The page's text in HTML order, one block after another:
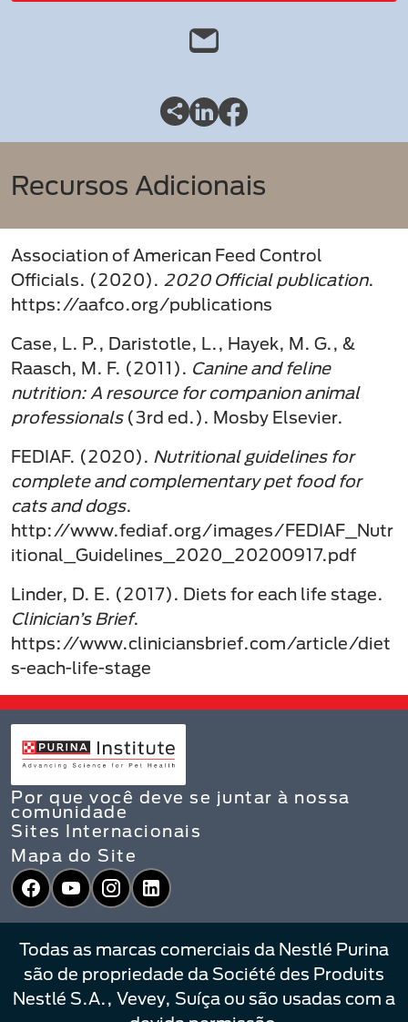
Recursos Adicionais
Association of American Feed Control
Officials. (2020). 2020 Official publication.
https://aafco.org/publications
Case, L. P., Daristotle, L., Hayek, M. G., &
Raasch, M. F. (2011). Canine and feline
nutrition: A resource for companion animal
professionals(3rd ed.). Mosby Elsevier.
FEDIAF. (2020). Nutritional guidelines for
complete and complementary pet food for
cats and dogs.
http://www.fediaf.org/images/FEDIAF_Nutr
itional_Guidelines_2020_20200917.pdf
Linder, D. E. (2017). Diets for each life stage.
Clinician’s Brief.
https://www.cliniciansbrief.com/article/diet
s-each-life-stage
Por que você deve se juntar à nossa
comunidade
Sites Internacionais
Mapa do Site
Facebook
YouTubeInstagram
LinkedIn
Todas as marcas comerciais da Nestlé Purina
são de propriedade da Société des Produits
Nestlé S.A., Vevey, Suíça ou são usadas com a